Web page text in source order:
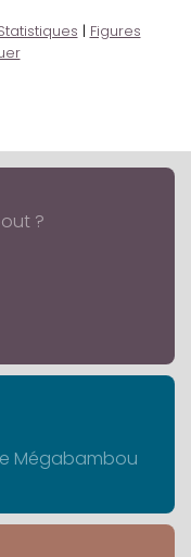
| Figures
?
Mégabambou